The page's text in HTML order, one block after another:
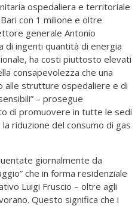
ospedaliera e territoriale
con 1 milione e oltre
generale Antonio
di ingenti quantità di energia
ha costi piuttosto elevati
consapevolezza che una
alle strutture ospedaliere e di
– prosegue
di promuovere in tutte le sedi
riduzione del consumo di gas
giornalmente da
che in forma residenziale
Luigi Fruscio – oltre agli
Questo significa che i